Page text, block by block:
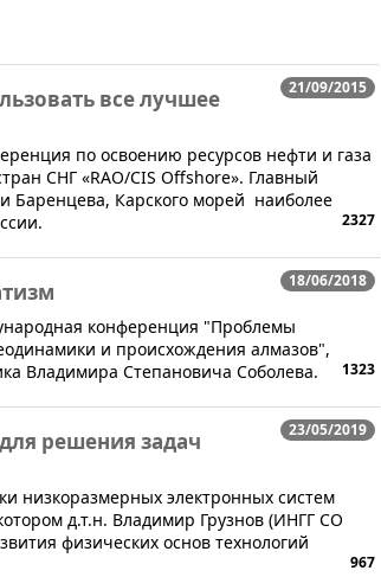
21/09/2015
все лучшее
по освоению ресурсов нефти и газа
СНГ «RAO/CIS Offshore». Главный
Баренцева, Карского морей наиболее
2327
18/06/2018
конференция "Проблемы
и происхождения алмазов",
Владимира Степановича Соболева.
1323
23/05/2019
решения задач
низкоразмерных электронных систем
д.т.н. Владимир Грузнов (ИНГГ СО
физических основ технологий
967